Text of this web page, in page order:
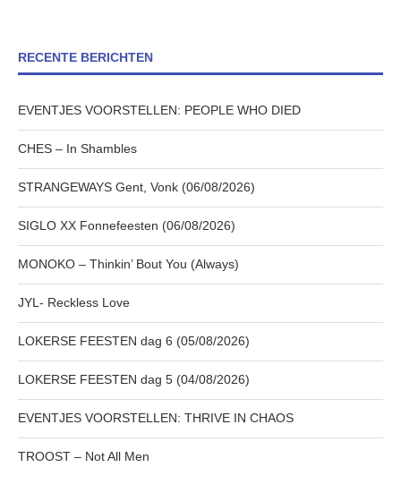
RECENTE BERICHTEN
EVENTJES VOORSTELLEN: PEOPLE WHO DIED
CHES – In Shambles
STRANGEWAYS Gent, Vonk (06/08/2026)
SIGLO XX Fonnefeesten (06/08/2026)
MONOKO – Thinkin’ Bout You (Always)
JYL- Reckless Love
LOKERSE FEESTEN dag 6 (05/08/2026)
LOKERSE FEESTEN dag 5 (04/08/2026)
EVENTJES VOORSTELLEN: THRIVE IN CHAOS
TROOST – Not All Men